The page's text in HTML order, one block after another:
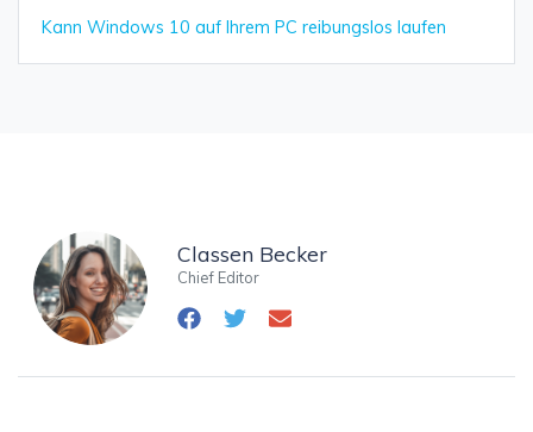
Kann Windows 10 auf Ihrem PC reibungslos laufen
Classen Becker
Chief Editor